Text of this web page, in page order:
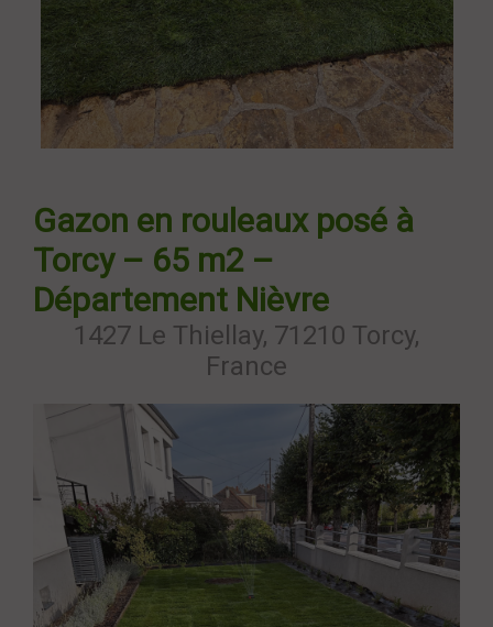
Gazon en rouleaux posé à
Torcy – 65 m2 –
Département Nièvre
1427 Le Thiellay, 71210 Torcy,
France